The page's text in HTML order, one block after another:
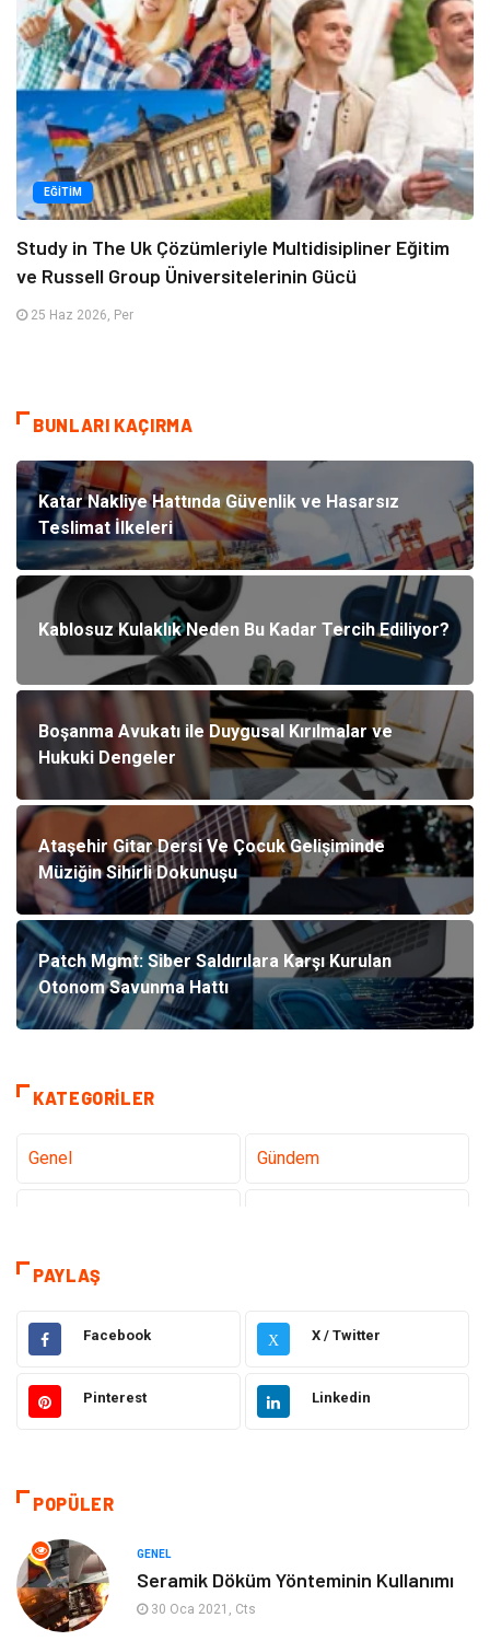
EĞITIM
Study in The Uk Çözümleriyle Multidisipliner Eğitim
ve Russell Group Üniversitelerinin Gücü
25 Haz 2026, Per
BUNLARI KAÇIRMA
Katar Nakliye Hattında Güvenlik ve Hasarsız
Teslimat İlkeleri
Kablosuz Kulaklık Neden Bu Kadar Tercih Ediliyor?
Boşanma Avukatı ile Duygusal Kırılmalar ve
Hukuki Dengeler
Ataşehir Gitar Dersi Ve Çocuk Gelişiminde
Müziğin Sihirli Dokunuşu
Patch Mgmt: Siber Saldırılara Karşı Kurulan
Otonom Savunma Hattı
KATEGORILER
Genel Gündem
Eğitim
Hukuk Sağlıklı Yaşam
Elektrik Elektronik Giyim
Bilgisayar & Yazılım
Gıda
Makine
PAYLAŞ
Facebook X X / Twitter
Pinterest Linkedin
POPÜLER
GENEL
Seramik Döküm Yönteminin Kullanımı
30 Oca 2021, Cts